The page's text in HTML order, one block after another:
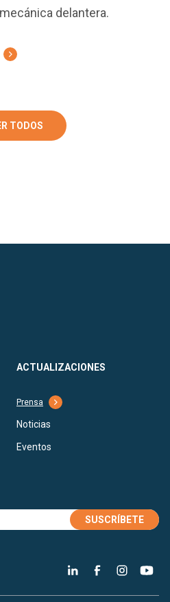
delantera.
TODOS
ACTUALIZACIONES
Prensa
Noticias
Eventos
SUSCRÍBETE